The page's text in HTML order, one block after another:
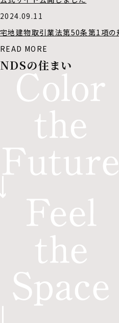
2024.09.11
宅地建物取引業法第50条第1項
READ MORE
NDSの住まい